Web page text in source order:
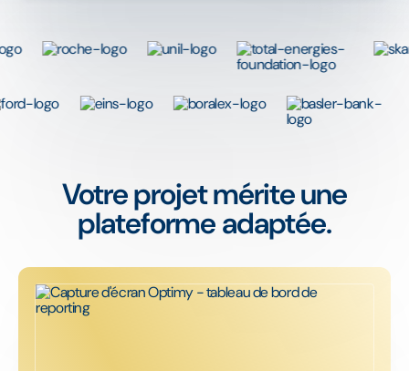
Votre projet mérite une
plateforme adaptée.